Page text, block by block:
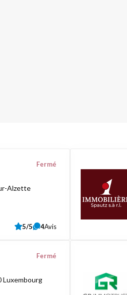
Alzette
Fermé
5/5 4Avis
Luxembourg
Fermé